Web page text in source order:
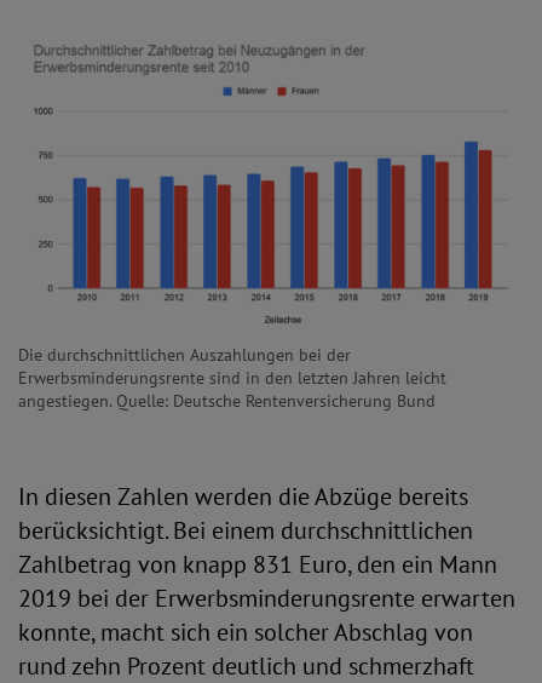
Die durchschnittlichen Auszahlungen bei der
Erwerbsminderungsrente sind in den letzten Jahren leicht
angestiegen. Quelle: Deutsche Rentenversicherung Bund
In diesen Zahlen werden die Abzüge bereits
berücksichtigt. Bei einem durchschnittlichen
Zahlbetrag von knapp 831 Euro, den ein Mann
2019 bei der Erwerbsminderungsrente erwarten
konnte, macht sich ein solcher Abschlag von
rund zehn Prozent deutlich und schmerzhaft